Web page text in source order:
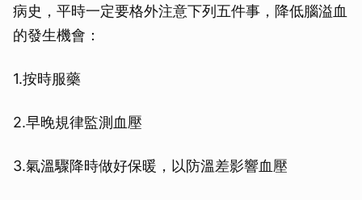
病史，平時一定要格外注意下列五件事，降低腦溢血
的發生機會：
1.按時服藥
2.早晚規律監測血壓
3.氣溫驟降時做好保暖，以防溫差影響血壓